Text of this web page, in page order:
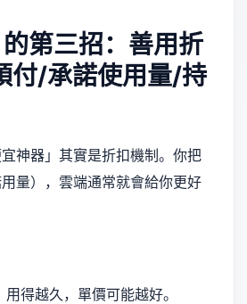
第三招：善用折
付/承諾使用量/持
神器」其實是折扣機制。你把
量），雲端通常就會給你更好
用得越久，單價可能越好。